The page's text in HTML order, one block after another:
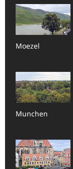
Moezel
Munchen